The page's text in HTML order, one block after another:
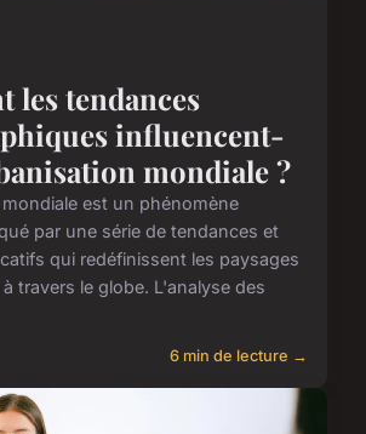
les tendances
influencent-
mondiale ?
est un phénomène
par une série de tendances et
qui redéfinissent les paysages
travers le globe. L'analyse des
6 min de lecture →